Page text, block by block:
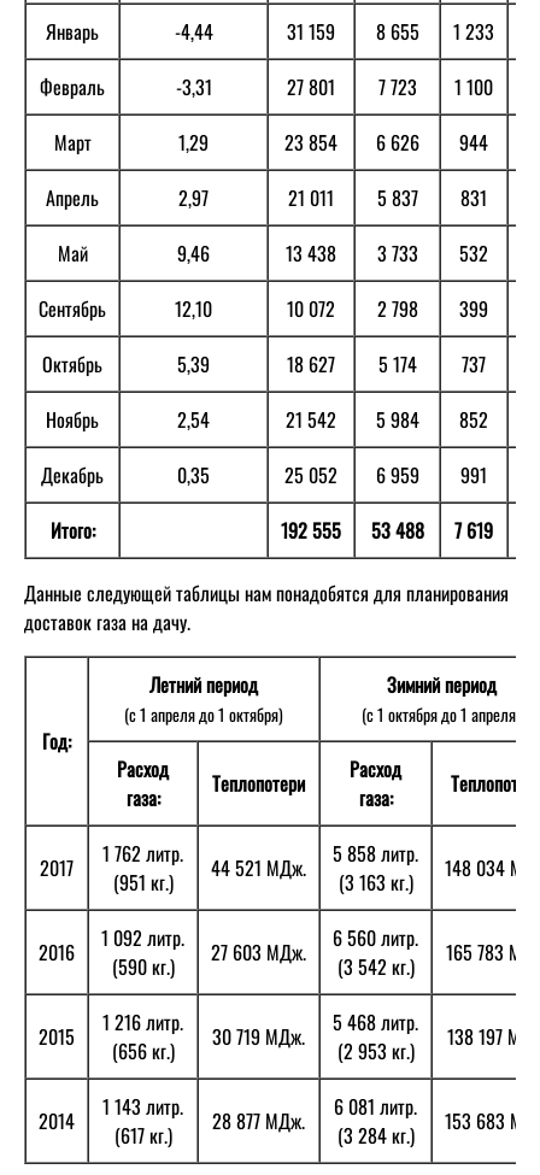
Итого: 192 555 53 488 7 619
Январь -4,44 31 159 8 655 1 233
Февраль
-3,31 27 801 7 723 1 100
Март
1,29 23 854 6 626 944
Апрель
2,97 21 011 5 837 831
Май
9,46 13 438 3 733 532
Сентябрь
12,10 10 072 2 798 399
Октябрь
5,39 18 627 5 174 737
Ноябрь
2,54 21 542 5 984 852
Декабрь
0,35 25 052 6 959 991
Данные следующей таблицы нам понадобятся для планирования
доставок газа на дачу.
Год:
Летний период
(с 1 апреля до 1 октября)
Зимний период
(с 1 октября до 1 апреля)
Расход
газа:
Теплопотери
Расход
газа:
2017
1 762 литр.
(951 кг.)
44 521 МДж.
5 858 литр.
(3 163 кг.)
148 034
2016
1 092 литр.
(590 кг.)
27 603 МДж.
6 560 литр.
(3 542 кг.)
165 783
2015
1 216 литр.
(656 кг.)
30 719 МДж.
5 468 литр.
(2 953 кг.)
138 197
2014
1 143 литр.
(617 кг.)
28 877 МДж.
6 081 литр.
(3 284 кг.)
153 683